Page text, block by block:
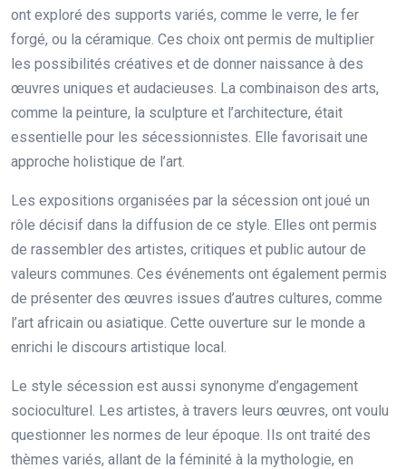
ont exploré des supports variés, comme le verre, le fer
forgé, ou la céramique. Ces choix ont permis de multiplier
les possibilités créatives et de donner naissance à des
œuvres uniques et audacieuses. La combinaison des arts,
comme la peinture, la sculpture et l’architecture, était
essentielle pour les sécessionnistes. Elle favorisait une
approche holistique de l’art.
Les expositions organisées par la sécession ont joué un
rôle décisif dans la diffusion de ce style. Elles ont permis
de rassembler des artistes, critiques et public autour de
valeurs communes. Ces événements ont également permis
de présenter des œuvres issues d’autres cultures, comme
l’art africain ou asiatique. Cette ouverture sur le monde a
enrichi le discours artistique local.
Le style sécession est aussi synonyme d’engagement
socioculturel. Les artistes, à travers leurs œuvres, ont voulu
questionner les normes de leur époque. Ils ont traité des
thèmes variés, allant de la féminité à la mythologie, en